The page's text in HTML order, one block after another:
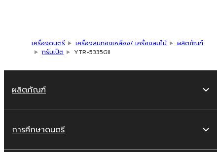
เครื่องดนตรี เครื่องลมทองเหลือง/ เครื่องลมไม้
ผลิตภัณฑ์
ทรัมเป็ต
YTR-5335GII
ผลิตภัณฑ์
การศึกษาดนตรี